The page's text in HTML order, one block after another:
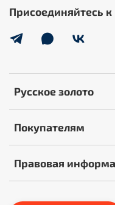
Русское золото
Покупателям
Правовая
Присоединяйтесь